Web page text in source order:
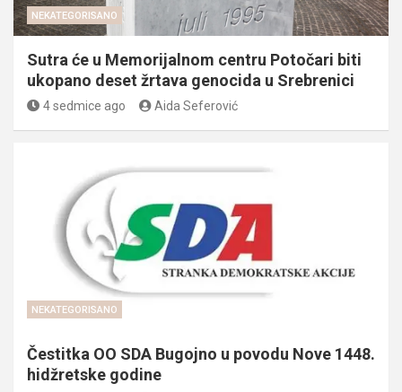
NEKATEGORISANO
Sutra će u Memorijalnom centru Potočari biti
ukopano deset žrtava genocida u Srebrenici
4 sedmice ago Aida Seferović
NEKATEGORISANO
Čestitka OO SDA Bugojno u povodu Nove 1448.
hidžretske godine